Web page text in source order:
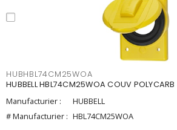
HUBHBL74CM25WOA
HUBBELL HBL74CM25WOA COUV
Manufacturier :
HUBBELL
# Manufacturier : HBL74CM25WOA